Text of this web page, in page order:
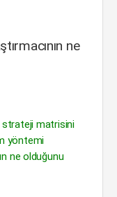
ne
strateji matrisini
yöntemi
ne olduğunu